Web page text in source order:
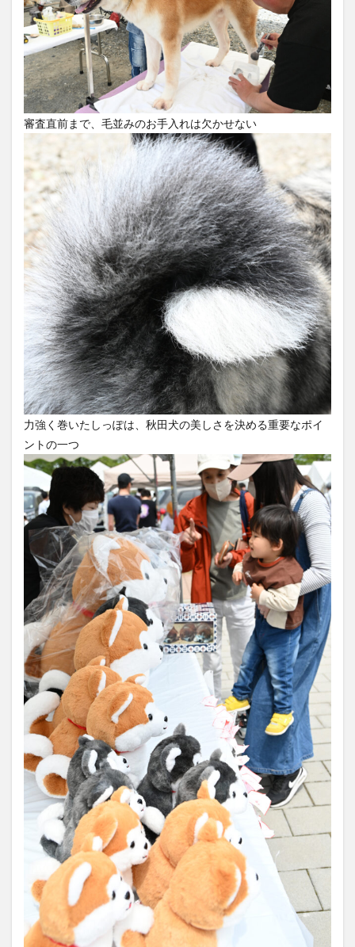
審査直前まで、毛並みのお手入れは欠かせない
力強く巻いたしっぽは、秋田犬の美しさを決める重要なポイ
ントの一つ